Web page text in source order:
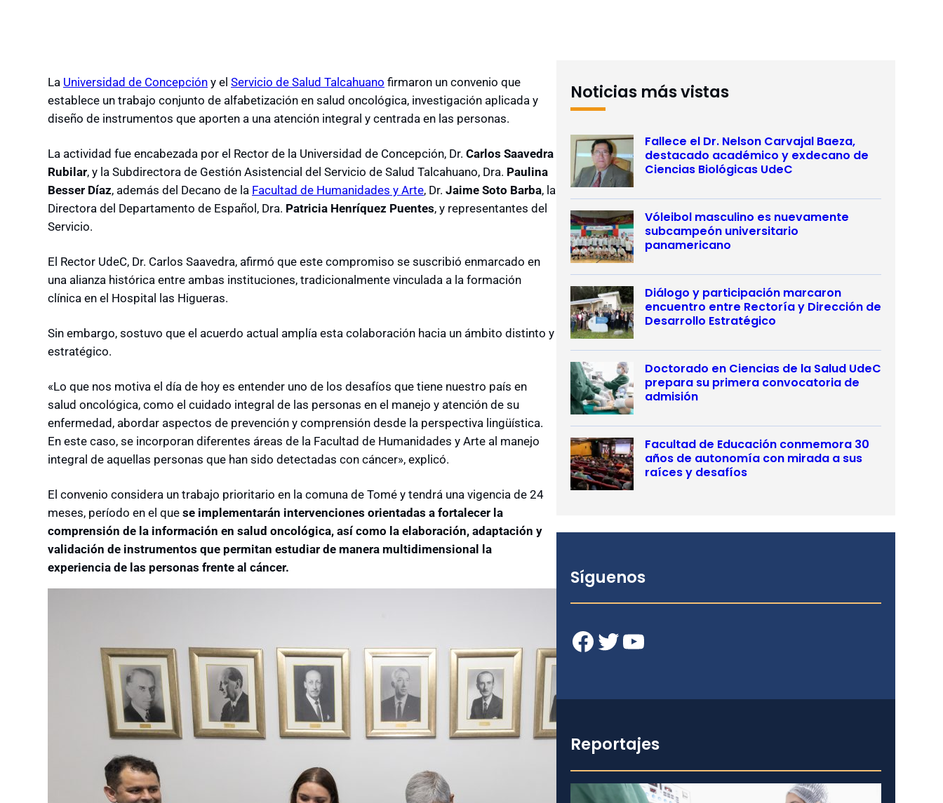
La Universidad de Concepción y el Servicio de Salud Talcahuano firmaron un convenio que
establece un trabajo conjunto de alfabetización en salud oncológica, investigación aplicada y
diseño de instrumentos que aporten a una atención integral y centrada en las personas.
La actividad fue encabezada por el Rector de la Universidad de Concepción, Dr. Carlos Saavedra
Rubilar, y la Subdirectora de Gestión Asistencial del Servicio de Salud Talcahuano, Dra. Paulina
Besser Díaz, además del Decano de la Facultad de Humanidades y Arte, Dr. Jaime Soto Barba, la
Directora del Departamento de Español, Dra. Patricia Henríquez Puentes, y representantes del
Servicio.
El Rector UdeC, Dr. Carlos Saavedra, afirmó que este compromiso se suscribió enmarcado en
una alianza histórica entre ambas instituciones, tradicionalmente vinculada a la formación
clínica en el Hospital las Higueras.
Sin embargo, sostuvo que el acuerdo actual amplía esta colaboración hacia un ámbito distinto y
estratégico.
«Lo que nos motiva el día de hoy es entender uno de los desafíos que tiene nuestro país en
salud oncológica, como el cuidado integral de las personas en el manejo y atención de su
enfermedad, abordar aspectos de prevención y comprensión desde la perspectiva lingüística.
En este caso, se incorporan diferentes áreas de la Facultad de Humanidades y Arte al manejo
integral de aquellas personas que han sido detectadas con cáncer», explicó.
El convenio considera un trabajo prioritario en la comuna de Tomé y tendrá una vigencia de 24
meses, período en el que se implementarán intervenciones orientadas a fortalecer la
comprensión de la información en salud oncológica, así como la elaboración, adaptación y
validación de instrumentos que permitan estudiar de manera multidimensional la
experiencia de las personas frente al cáncer.
Noticias más vistas
Fallece el Dr. Nelson Carvajal Baeza,
destacado académico y exdecano de
Ciencias Biológicas UdeC
Vóleibol masculino es nuevamente
subcampeón universitario
panamericano
Diálogo y participación marcaron
encuentro entre Rectoría y Dirección de
Desarrollo Estratégico
Doctorado en Ciencias de la Salud UdeC
prepara su primera convocatoria de
admisión
Facultad de Educación conmemora 30
años de autonomía con mirada a sus
raíces y desafíos
Síguenos
Facebook Twitter YouTube
Reportajes